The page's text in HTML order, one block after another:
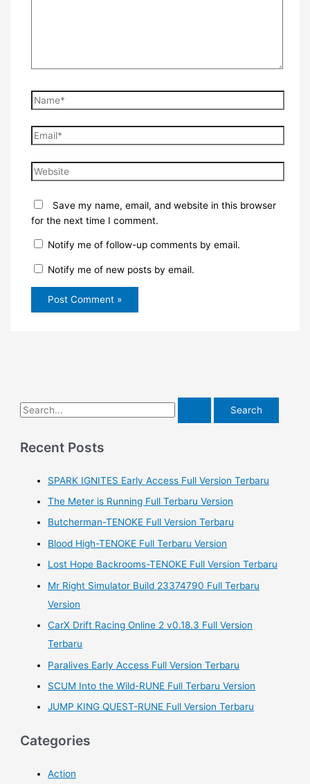
Name*
Email*
Website
Save my name, email, and website in this browser
for the next time I comment.
Notify me of follow-up comments by email.
Notify me of new posts by email.
S
a
Recent Posts
SPARK IGNITES Early Access Full Version Terbaru
The Meter is Running Full Terbaru Version
Butcherman-TENOKE Full Version Terbaru
Blood High-TENOKE Full Terbaru Version
Lost Hope Backrooms-TENOKE Full Version Terbaru
Mr Right Simulator Build 23374790 Full Terbaru
Version
CarX Drift Racing Online 2 v0.18.3 Full Version
Terbaru
Paralives Early Access Full Version Terbaru
SCUM Into the Wild-RUNE Full Terbaru Version
JUMP KING QUEST-RUNE Full Version Terbaru
Categories
Action